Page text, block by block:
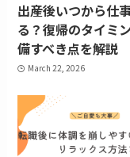
出産後いつから仕
る？復帰のタイミ
備すべき点を解説
March 22, 2026